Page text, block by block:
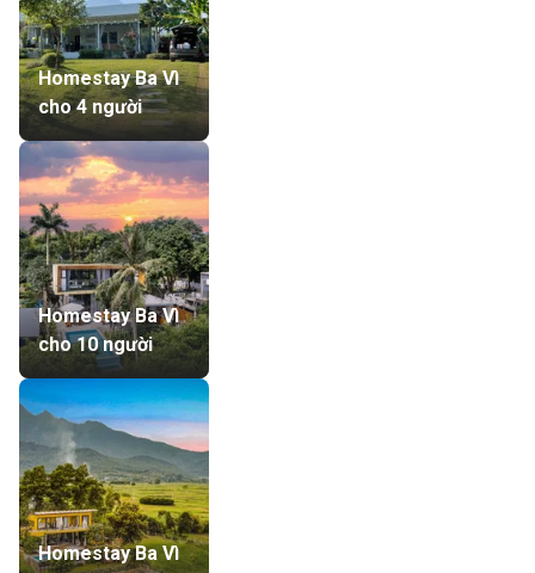
Homestay Ba Vì
cho 4 người
Homestay Ba Vì
cho 10 người
Homestay Ba Vì